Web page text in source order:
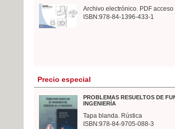
Archivo electrónico. PDF acceso
ISBN:978-84-1396-433-1
Precio especial
PROBLEMAS RESUELTOS DE
INGENIERÍA
Tapa blanda. Rústica
ISBN:978-84-9705-088-3